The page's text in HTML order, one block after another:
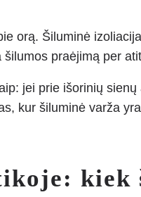
orą. Šiluminė
praėjimą per
jei prie išorinių
kur šiluminė varža
kiek